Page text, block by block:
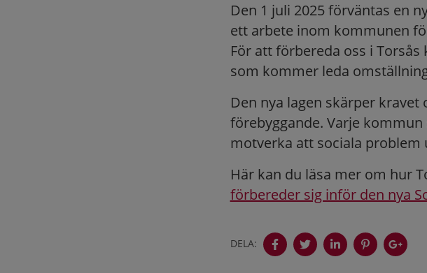
Den 1 juli 2025 förväntas en
ett arbete inom kommunen
För att förbereda oss i
som kommer leda
Den nya lagen skärper
förebyggande. Varje
motverka att sociala problem
Här kan du läsa mer om hur
förbereder sig inför den nya
DELA: